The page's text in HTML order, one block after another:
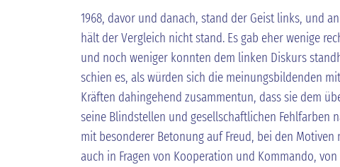
1968, davor und danach, stand der Geist links, und
hält der Vergleich nicht stand. Es gab eher wenige
und noch weniger konnten dem linken Diskurs
schien es, als würden sich die meinungsbildenden
Kräften dahingehend zusammentun, dass sie dem
seine Blindstellen und gesellschaftlichen Fehlfarben
mit besonderer Betonung auf Freud, bei den
auch in Fragen von Kooperation und Kommando,